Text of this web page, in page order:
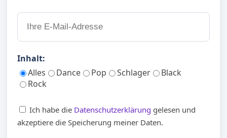
Inhalt:
Alles
Dance Pop Schlager
Black
Rock
Ich habe die Datenschutzerklärung gelesen und
akzeptiere die Speicherung meiner Daten.